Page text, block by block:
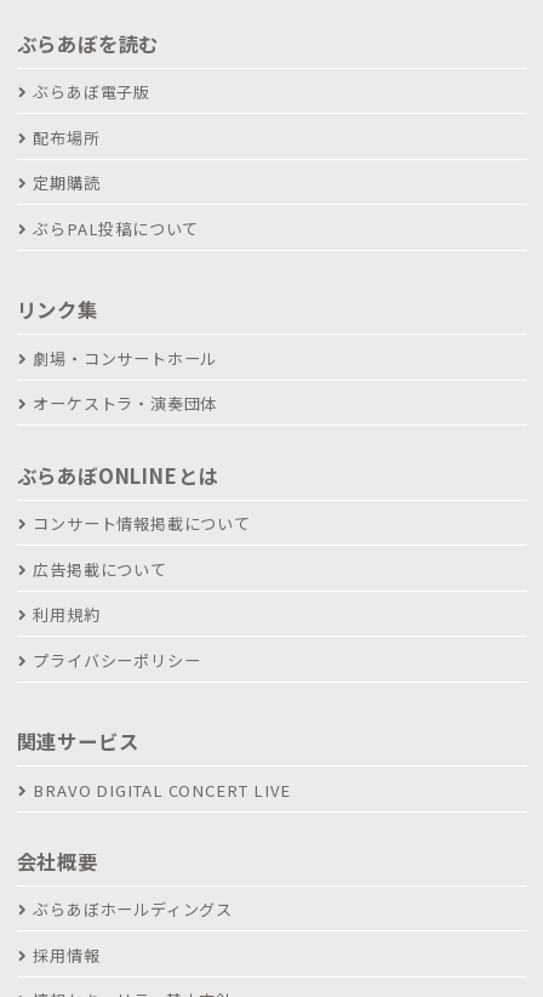
ぶらあぼを読む
ぶらあぼ電子版
配布場所
定期購読
ぶらPAL投稿について
リンク集
劇場・コンサートホール
オーケストラ・演奏団体
ぶらあぼONLINEとは
コンサート情報掲載について
広告掲載について
利用規約
プライバシーポリシー
関連サービス
BRAVO DIGITAL CONCERT LIVE
会社概要
ぶらあぼホールディングス
採用情報